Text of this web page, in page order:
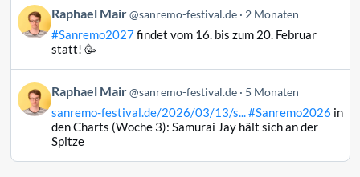
ansehen
Beitrag
von
Raphael
Bluesky
ansehen
Raphael Mair @sanremo-festival.de 2 Monaten
#Sanremo2027findet vom 16. bis zum 20. Februar
statt! 🥳
Beitrag
von
Raphael
Raphael Mair @sanremo-festival.de 5 Monaten
sanremo-festival.de/2026/03/13/s...#Sanremo2026 in
den Charts (Woche 3): Samurai Jay hält sich an der
Spitze